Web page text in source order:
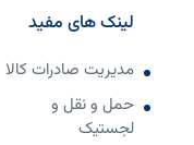
لینک های مفید
مدیریت صادرات کالا
حمل و نقل و
لجستیک